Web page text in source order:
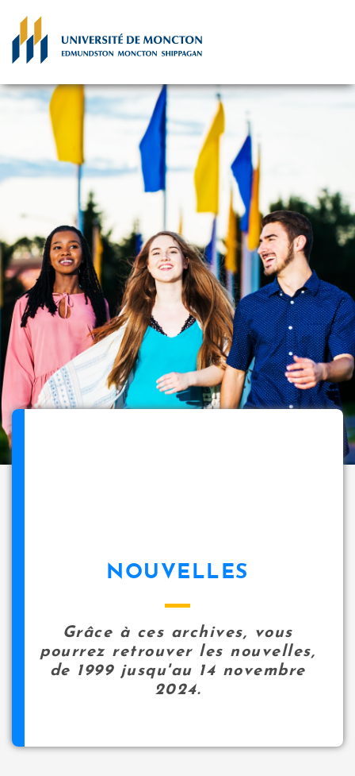
NOUVELLES
Grâce à ces archives, vous
pourrez retrouver les nouvelles,
de 1999 jusqu'au 14 novembre
2024.